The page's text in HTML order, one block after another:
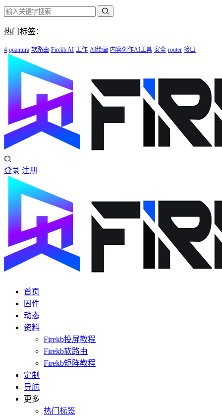
热门标签：
4 quantura 软路由 Firekb AI 工作 AI绘画 内容创作AI工具 安全 router 接口
登录 注册
首页
固件
动态
资料
Firekb投屏教程
Firekb软路由
Firekb矩阵教程
定制
导航
更多
热门标签